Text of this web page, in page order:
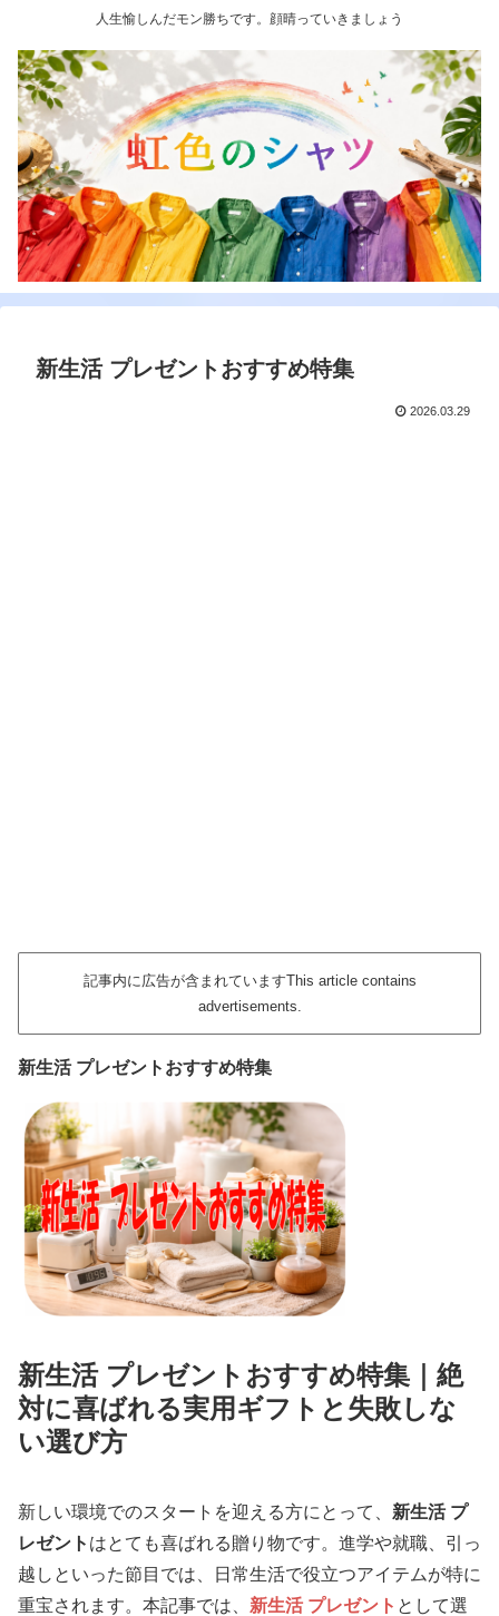
人生愉しんだモン勝ちです。顔晴っていきましょう
新生活 プレゼントおすすめ特集
2026.03.29
記事内に広告が含まれていますThis article contains
advertisements.
新生活 プレゼントおすすめ特集
新生活 プレゼントおすすめ特集｜絶
対に喜ばれる実用ギフトと失敗しな
い選び方
新しい環境でのスタートを迎える方にとって、 新生活 プ
レゼント はとても喜ばれる贈り物です。進学や就職、引っ
越しといった節目では、日常生活で役立つアイテムが特に
重宝されます。本記事では、 新生活 プレゼント として選